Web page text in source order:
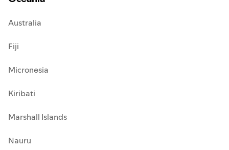
Australia
Fiji
Micronesia
Kiribati
Marshall Islands
Nauru